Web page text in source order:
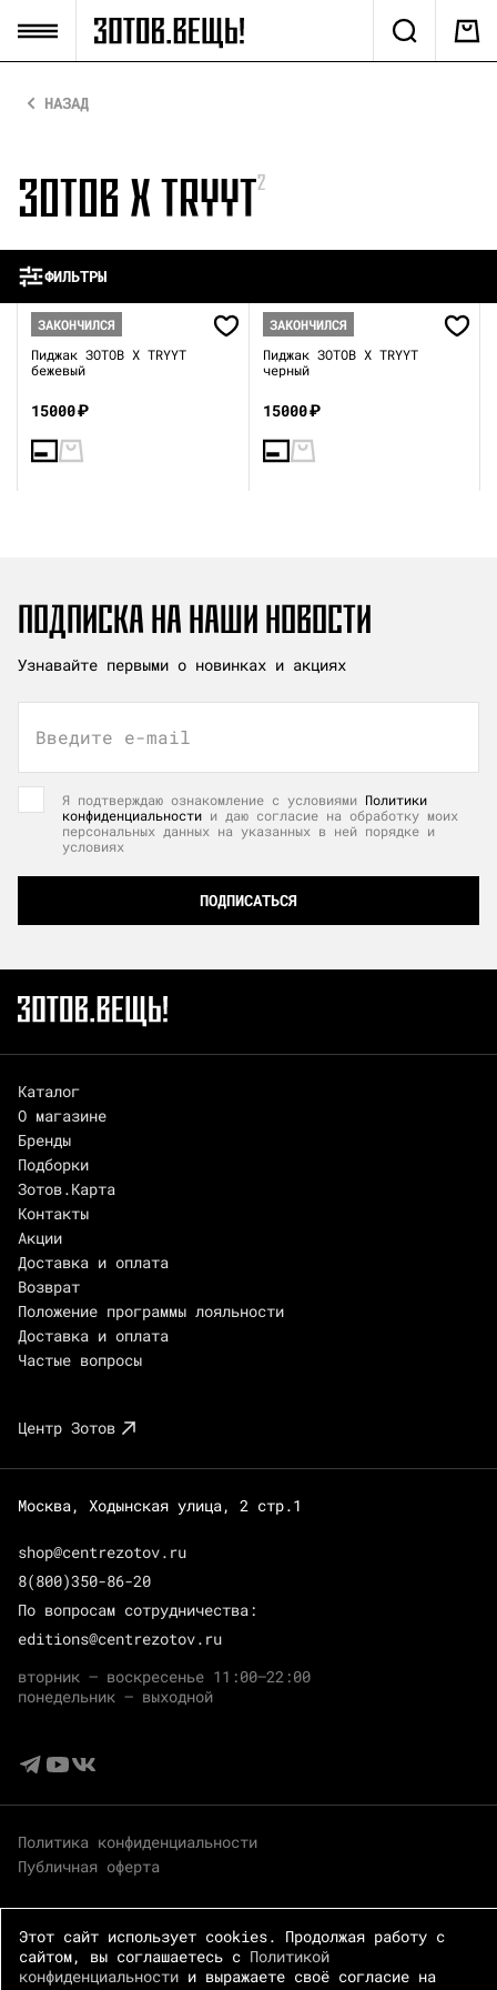
НАЗАД
ЗОТОВ Х TRYYT2
ФИЛЬТРЫ
ЗАКОНЧИЛСЯ
Пиджак ЗОТОВ Х TRYYT
бежевый
15000₽
ЗАКОНЧИЛСЯ
Пиджак ЗОТОВ Х TRYYT
черный
15000₽
ПОДПИСКА НА НАШИ НОВОСТИ
Узнавайте первыми о новинках и акциях
Введите e-mail
Я подтверждаю ознакомление с условиями Политики
конфиденциальности и даю согласие на обработку моих
персональных данных на указанных в ней порядке и
условиях
ПОДПИСАТЬСЯ
Каталог
О магазине
Бренды
Подборки
Зотов.Карта
Контакты
Акции
Доставка и оплата
Возврат
Положение программы лояльности
Доставка и оплата
Частые вопросы
Центр Зотов
Москва, Ходынская улица, 2 стр.1
shop@centrezotov.ru
8(800)350-86-20
По вопросам сотрудничества:
editions@centrezotov.ru
вторник — воскресенье 11:00–22:00
понедельник — выходной
Политика конфиденциальности
Публичная оферта
Этот сайт использует cookies. Продолжая работу с
сайтом, вы соглашаетесь с Политикой
конфиденциальности и выражаете своё согласие на